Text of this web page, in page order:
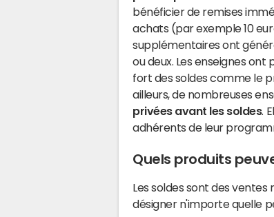
bénéficier de remises
achats (par exemple 10
supplémentaires ont
ou deux. Les enseignes
fort des soldes comme le
ailleurs, de nombreuses
privées avant les soldes.
adhérents de leur
Quels produits
Les soldes sont des
désigner n'importe quelle